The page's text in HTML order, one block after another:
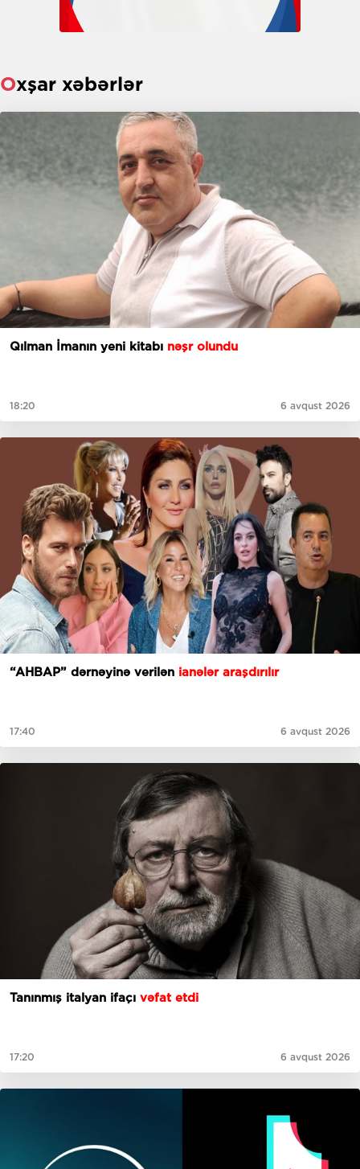
Oxşar xəbərlər
Qılman İmanın yeni kitabı nəşr olundu
18:20 6 avqust 2026
“AHBAP” dərnəyinə verilən ianələr araşdırılır
17:40 6 avqust 2026
Tanınmış italyan ifaçı vəfat etdi
17:20 6 avqust 2026